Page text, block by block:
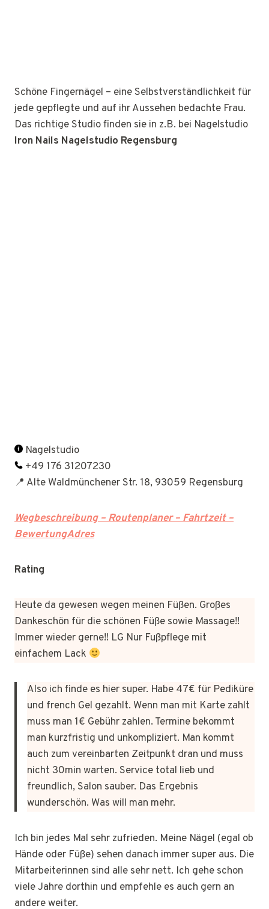
Schöne Fingernägel – eine Selbstverständlichkeit für
jede gepflegte und auf ihr Aussehen bedachte Frau.
Das richtige Studio finden sie in z.B. bei Nagelstudio
Iron Nails Nagelstudio Regensburg
Nagelstudio
+49 176 31207230
📍 Alte Waldmünchener Str. 18, 93059 Regensburg
Wegbeschreibung – Routenplaner – Fahrtzeit –
BewertungAdres
Rating
Heute da gewesen wegen meinen Füßen. Großes
Dankeschön für die schönen Füße sowie Massage!!
Immer wieder gerne!! LG Nur Fußpflege mit
einfachem Lack
Also ich finde es hier super. Habe 47€ für Pediküre
und french Gel gezahlt. Wenn man mit Karte zahlt
muss man 1€ Gebühr zahlen. Termine bekommt
man kurzfristig und unkompliziert. Man kommt
auch zum vereinbarten Zeitpunkt dran und muss
nicht 30min warten. Service total lieb und
freundlich, Salon sauber. Das Ergebnis
wunderschön. Was will man mehr.
Ich bin jedes Mal sehr zufrieden. Meine Nägel (egal ob
Hände oder Füße) sehen danach immer super aus. Die
Mitarbeiterinnen sind alle sehr nett. Ich gehe schon
viele Jahre dorthin und empfehle es auch gern an
andere weiter.